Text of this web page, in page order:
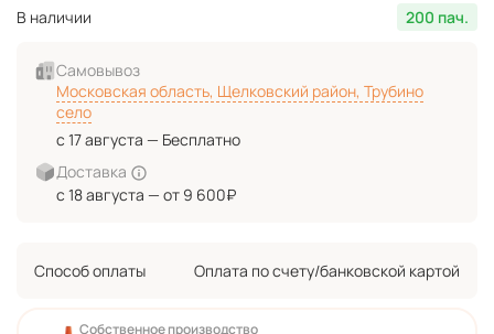
Собственное производство
В наличии
200 пач.
Самовывоз
Московская область, Щелковский район, Трубино
село
с 17 августа — Бесплатно
Доставка
с 18 августа — от 9 600₽
Способ оплаты Оплата по счету/банковской картой